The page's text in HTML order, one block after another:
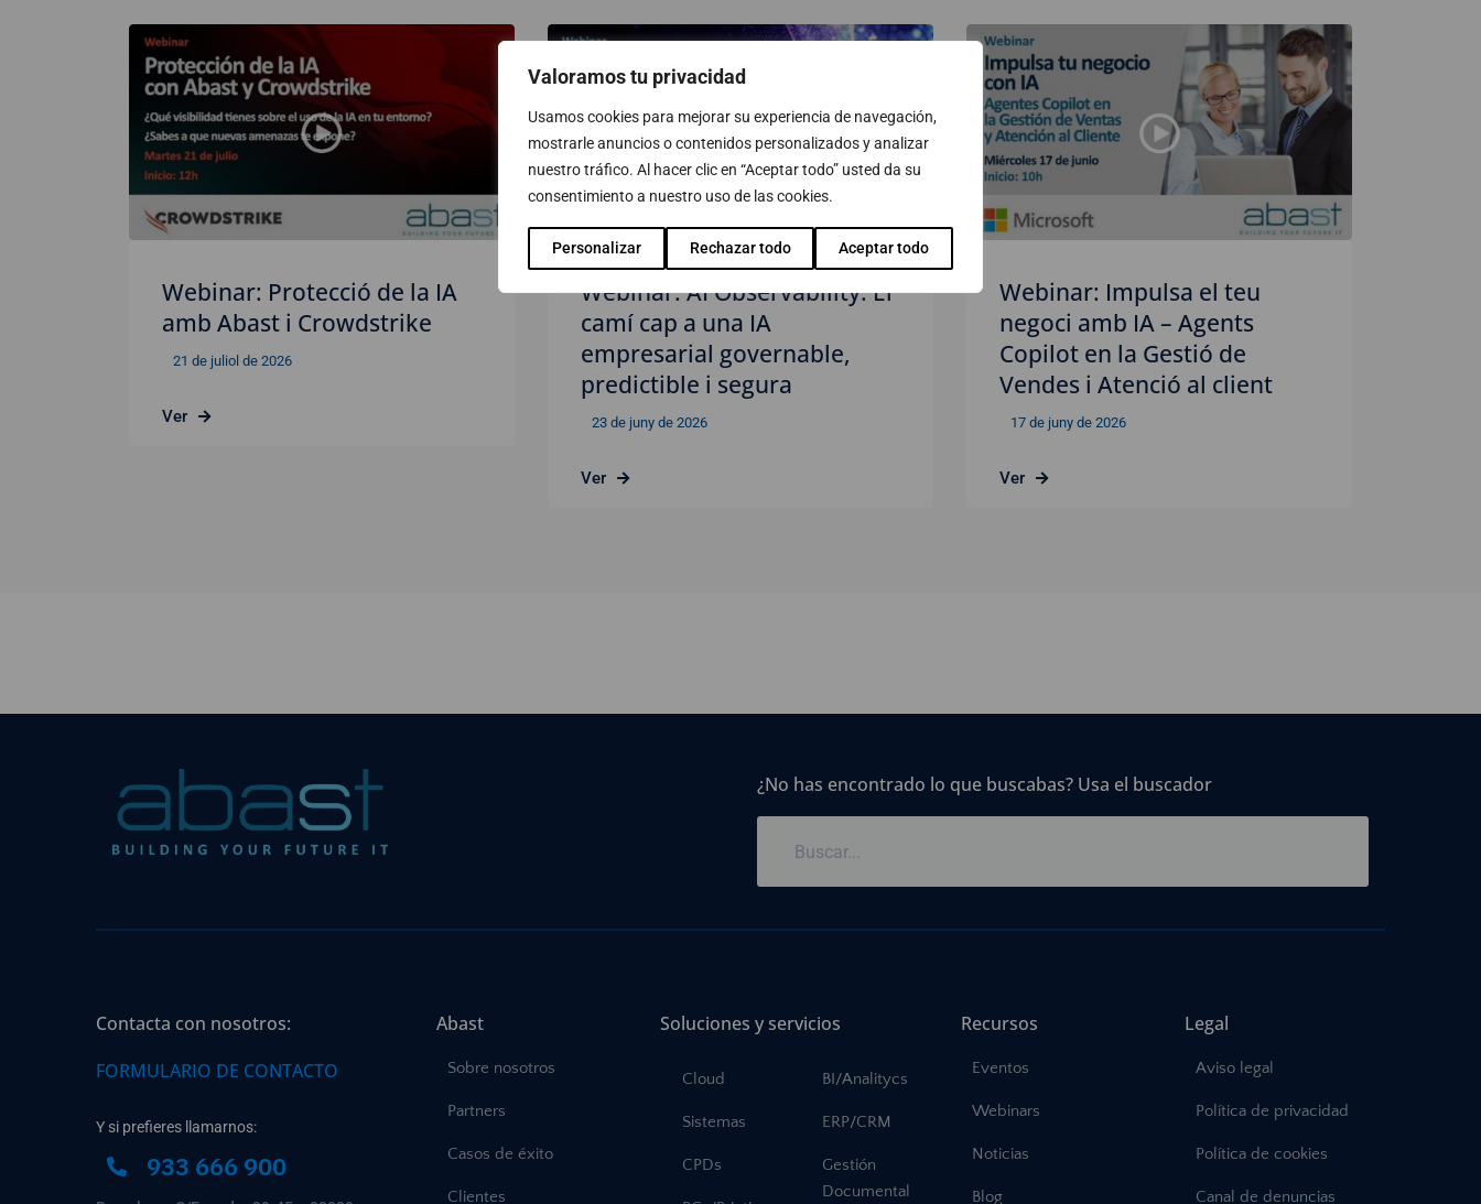
Valoramos tu privacidad
Usamos cookies para mejorar su experiencia de navegación,
mostrarle anuncios o contenidos personalizados y analizar
nuestro tráfico. Al hacer clic en “Aceptar todo” usted da su
consentimiento a nuestro uso de las cookies.
Personalizar Rechazar todo Aceptar todo
Webinar: Protecció de la IA
amb Abast i Crowdstrike
21 de juliol de 2026
Ver
Webinar: AI Observability. El
camí cap a una IA
empresarial governable,
predictible i segura
23 de juny de 2026
Ver
Webinar: Impulsa el teu
negoci amb IA – Agents
Copilot en la Gestió de
Vendes i Atenció al client
17 de juny de 2026
Ver
¿No has encontrado lo que buscabas? Usa el buscador
Contacta con nosotros:
FORMULARIO DE CONTACTO
Y si prefieres llamarnos:
933 666 900
Abast
Sobre nosotros
Partners
Casos de éxito
Clientes
Soluciones y servicios
Cloud
Sistemas
CPDs
BI/Analitycs
ERP/CRM
Gestión
Documental
Recursos
Eventos
Webinars
Noticias
Blog
Legal
Aviso legal
Política de privacidad
Política de cookies
Canal de denuncias